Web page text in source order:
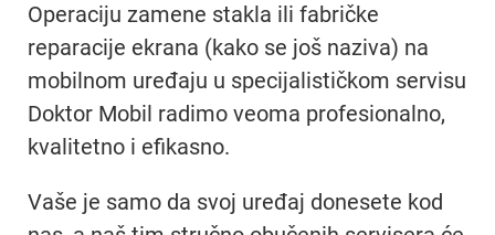
Operaciju zamene stakla ili fabričke
reparacije ekrana (kako se još naziva) na
mobilnom uređaju u specijalističkom servisu
Doktor Mobil radimo veoma profesionalno,
kvalitetno i efikasno.
Vaše je samo da svoj uređaj donesete kod